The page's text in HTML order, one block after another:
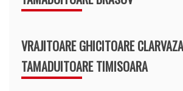
VRAJITOARE GHICITOARE
TAMADUITOARE TIMISOARA